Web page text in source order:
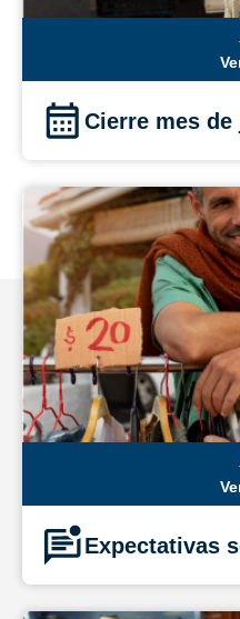
Cierre mes
Expectativas